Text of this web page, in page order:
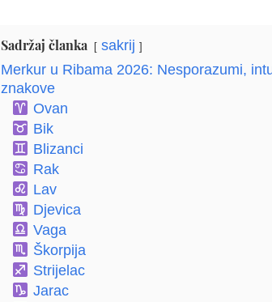
Sadržaj članka
sakrij
Merkur u Ribama 2026: Nesporazumi,
znakove
Ovan
Bik
Blizanci
Rak
Lav
Djevica
Vaga
Škorpija
Strijelac
Jarac